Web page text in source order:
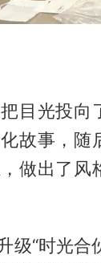
目光投
故事，
做出了
级“时光合